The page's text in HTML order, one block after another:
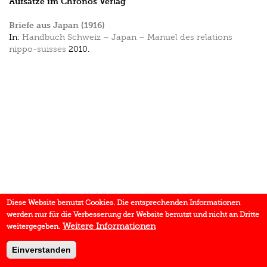
Briefe aus Japan (1916)
In: Handbuch Schweiz – Japan – Manuel des relations
nippo-suisses 2010.
Diese Website benutzt Cookies. Die entsprechenden Informationen
werden nur für die Verbesserung der Website benutzt und nicht an Dritte
weitergegeben. Weitere Informationen
Einverstanden